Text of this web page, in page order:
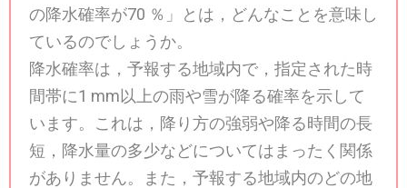
の降水確率が70 ％」とは，どんなことを意味し
ているのでしょうか。
降水確率は，予報する地域内で，指定された時
間帯に1 mm以上の雨や雪が降る確率を示して
います。これは，降り方の強弱や降る時間の長
短，降水量の多少などについてはまったく関係
がありません。また，予報する地域内のどの地